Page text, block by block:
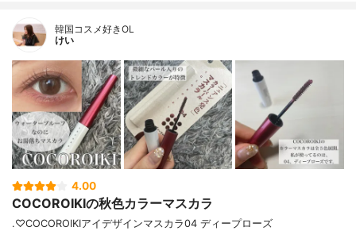
韓国コスメ好きOL
けい
4.00
COCOROIKIの秋色カラーマスカラ
.♡COCOROIKIアイデザインマスカラ04 ディープローズ